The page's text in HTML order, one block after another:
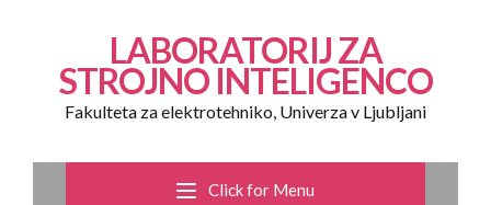
LABORATORIJ ZA
STROJNO INTELIGENCO
Fakulteta za elektrotehniko, Univerza v Ljubljani
Click for Menu